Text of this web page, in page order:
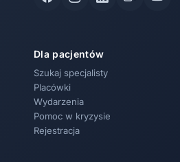
Dla pacjentów
Szukaj specjalisty
Placówki
Wydarzenia
Pomoc w kryzysie
Rejestracja